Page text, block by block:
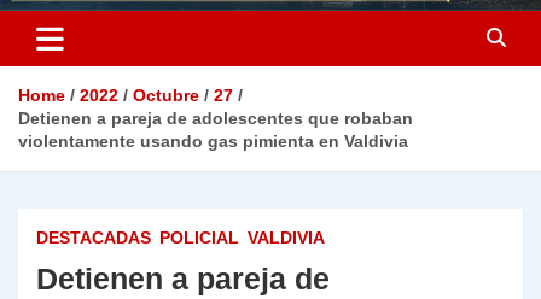
Home 2022 Octubre
27
Detienen a pareja de adolescentes que robaban
violentamente usando gas pimienta en Valdivia
DESTACADAS POLICIAL VALDIVIA
Detienen a pareja de